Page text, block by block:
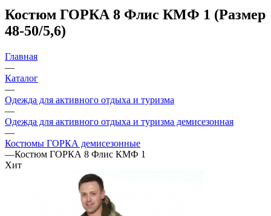
Костюм ГОРКА 8 Флис КМФ 1 (Размер
48-50/5,6)
Главная
—
Каталог
—
Одежда для активного отдыха и туризма
—
Одежда для активного отдыха и туризма демисезонная
—
Костюмы ГОРКА демисезонные
—Костюм ГОРКА 8 Флис КМФ 1
Хит